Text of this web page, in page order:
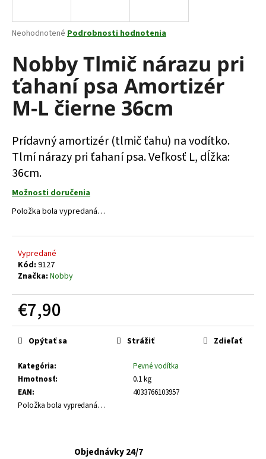
Priemerné
produktu
je
0,0
z
5
hviezdičiek.
Neohodnotené Podrobnosti hodnotenia
Nobby Tlmič nárazu pri
ťahaní psa Amortizér
M-L čierne 36cm
Prídavný amortizér (tlmič ťahu) na vodítko.
Tlmí nárazy pri ťahaní psa. Veľkosť L, dĺžka:
36cm.
Možnosti doručenia
Položka bola vypredaná…
Vypredané
Kód: 9127
Značka: Nobby
€7,90
Jednotková
cena:
Kategória:
Pevné vodítka
Hmotnosť:
0.1 kg
EAN:
4033766103957
Položka bola vypredaná…
Opýtať sa Strážiť Zdieľať
Objednávky 24/7
j
ť
?
HĽADAŤ
O
p
ú
a
m
e
GOURMET
KÚSKY
ŠŤAVE
8X85G
€6,10